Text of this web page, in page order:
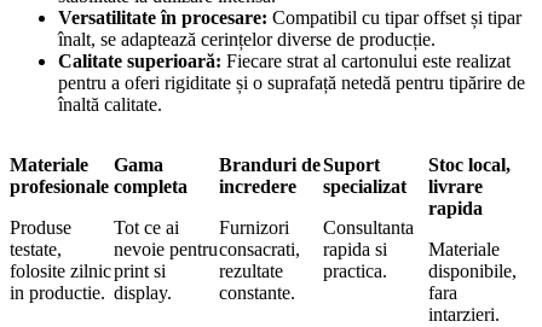
Versatilitate în procesare: Compatibil cu tipar offset și tipar
înalt, se adaptează cerințelor diverse de producție.
Calitate superioară: Fiecare strat al cartonului este realizat
pentru a oferi rigiditate și o suprafață netedă pentru tipărire de
înaltă calitate.
Materiale
profesionale
Produse
testate,
folosite zilnic
in productie.
Gama
completa
Tot ce ai
nevoie pentru
print si
display.
Branduri de
incredere
Furnizori
consacrati,
rezultate
constante.
Suport
specializat
Consultanta
rapida si
practica.
Stoc local,
livrare
rapida
Materiale
disponibile,
fara
intarzieri.